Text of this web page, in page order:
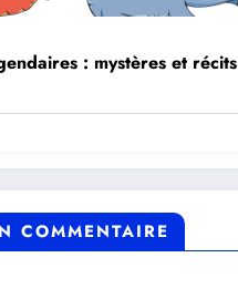
: mystères et récits
COMMENTAIRE